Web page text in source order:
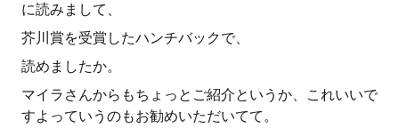
に読みまして、
芥川賞を受賞したハンチバックで、
読めましたか。
マイラさんからもちょっとご紹介というか、これいいで
すよっていうのもお勧めいただいてて。